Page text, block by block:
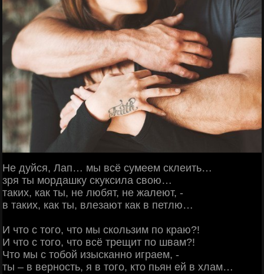
Не дуйся, Лап… мы всё сумеем склеить…
зря ты мордашку скуксила свою…
таких, как ты, не любят, не жалеют, -
в таких, как ты, влезают как в петлю…
И что с того, что мы скользим по краю?!
И что с того, что всё трещит по швам?!
Что мы с тобой изысканно играем, -
ты – в верность, я в того, кто пьян ей в хлам…